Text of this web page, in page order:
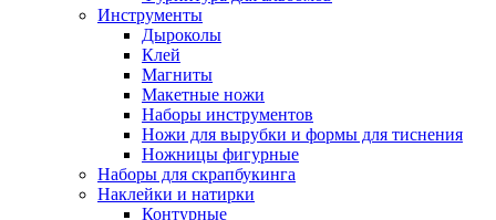
Инструменты
Дыроколы
Клей
Магниты
Макетные ножи
Наборы инструментов
Ножи для вырубки и формы для тиснения
Ножницы фигурные
Наборы для скрапбукинга
Наклейки и натирки
Контурные